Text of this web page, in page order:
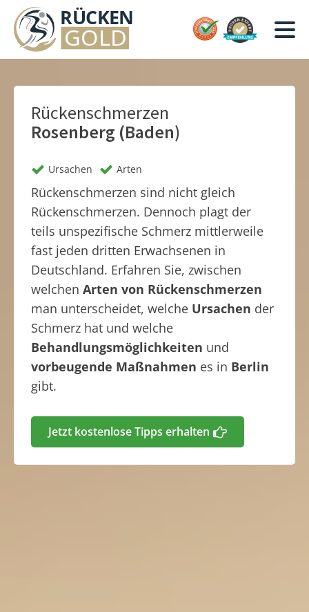
Rückenschmerzen
Rosenberg (Baden)
Ursachen Arten
Rückenschmerzen sind nicht gleich
Rückenschmerzen. Dennoch plagt der
teils unspezifische Schmerz mittlerweile
fast jeden dritten Erwachsenen in
Deutschland. Erfahren Sie, zwischen
welchen Arten von Rückenschmerzen
man unterscheidet, welche Ursachen der
Schmerz hat und welche
Behandlungsmöglichkeiten und
vorbeugende Maßnahmen es in Berlin
gibt.
Jetzt kostenlose Tipps erhalten